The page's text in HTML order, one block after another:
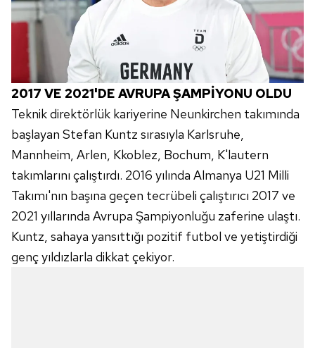
toplumu hizmetlerinin sunulması amacıyla
kullanılmaktadır. Diğer çerezler, sitemizin daha işlevsel
kılınması ve kişiselleştirilmesi ve sizlere yönelik
reklam/pazarlama faaliyetlerinin yapılması, amaçlarıyla
sınırlı olarak açık rızanız dahilinde kullanılacaktır.
Çerezlere ilişkin tercihlerinizi aşağıda yer alan panel
vasıtasıyla belirleyebilirsiniz. Çerezlere ilişkin detaylı bilgi
için Ayarlar butonuna tıklayabilir, Çerez Bilgilendirme
Metnimiziziyaret edebilirsiniz.
6698 sayılı Kişisel Verilerin Korunması Kanunu uyarınca
hazırlanmış Aydınlatma Metnimizi okumak ve sitemizde
ilgili mevzuata uygun olarak kullanılan çerezlerle ilgili bilgi
almak için lütfentıklayınız
2017 VE 2021'DE AVRUPAŞAMPİYONU OLDU
Teknik direktörlük kariyerine Neunkirchen takımında
başlayan Stefan Kuntz sırasıyla Karlsruhe,
Mannheim, Arlen, Kkoblez, Bochum, K'lautern
takımlarını çalıştırdı. 2016 yılında Almanya U21 Milli
Takımı'nın başına geçen tecrübeli çalıştırıcı 2017 ve
2021 yıllarında Avrupa Şampiyonluğu zaferine ulaştı.
Kuntz, sahaya yansıttığı pozitif futbol ve yetiştirdiği
genç yıldızlarla dikkat çekiyor.